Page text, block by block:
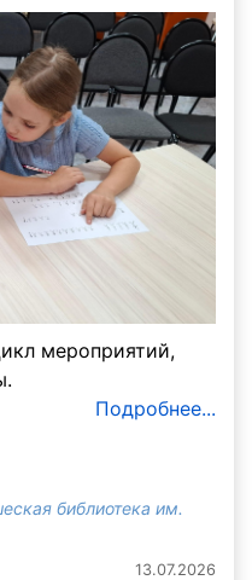
мероприятий,
Подробнее...
библиотека им.
13.07.2026